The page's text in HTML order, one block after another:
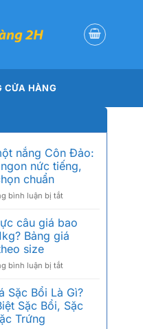
CỬA HÀNG
nắng Côn Đảo:
nức tiếng,
chuẩn
bình luận bị tắtở
một
nắng
Côn
vì
ngon
nức
tiếng,
câu giá bao
Bảng giá
size
bình luận bị tắtở
mực
câu
giá
Sặc Bổi Là Gì?
Sặc Bổi, Sặc
Trứng